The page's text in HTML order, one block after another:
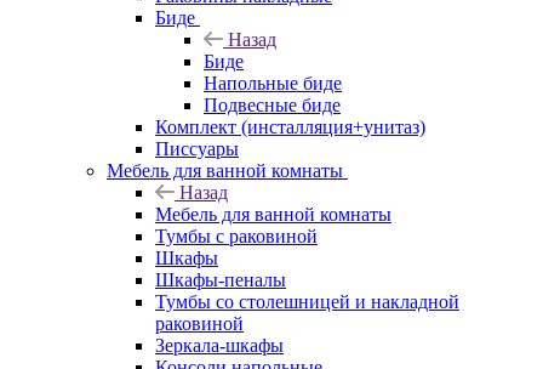
Биде
Назад
Биде
Напольные биде
Подвесные биде
Комплект (инсталляция+унитаз)
Писсуары
Мебель для ванной комнаты
Назад
Мебель для ванной комнаты
Тумбы с раковиной
Шкафы
Шкафы-пеналы
Тумбы со столешницей и накладной
раковиной
Зеркала-шкафы